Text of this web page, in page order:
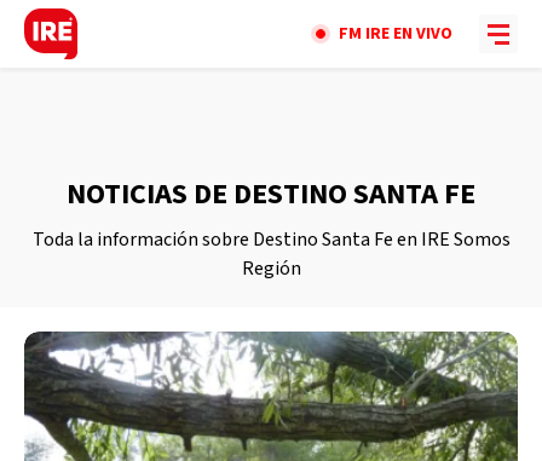
FM IRE EN VIVO
NOTICIAS DE DESTINO SANTA FE
Toda la información sobre Destino Santa Fe en IRE Somos
Región